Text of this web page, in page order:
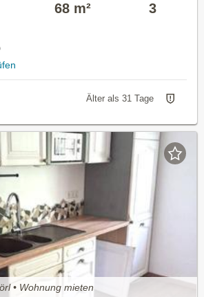
68 m² 3
Älter als 31 Tage
• Wohnung mieten